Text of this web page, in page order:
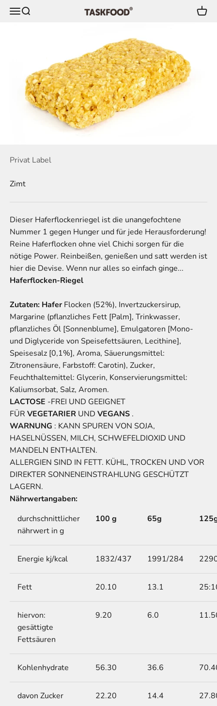
Zum Inhalt springen
Menü
Suche TaskFood GmbH
Privat Label
Zimt
Dieser Haferflockenriegel ist die unangefochtene
Nummer 1 gegen Hunger und für jede Herausforderung!
Reine Haferflocken ohne viel Chichi sorgen für die
nötige Power. Reinbeißen, genießen und satt werden ist
hier die Devise. Wenn nur alles so einfach ginge...
Haferflocken-Riegel
Zutaten: Hafer Flocken (52%), Invertzuckersirup,
Margarine (pflanzliches Fett [Palm], Trinkwasser,
pflanzliches Öl [Sonnenblume], Emulgatoren [Mono-
und Diglyceride von Speisefettsäuren, Lecithine],
Speisesalz [0,1%], Aroma, Säuerungsmittel:
Zitronensäure, Farbstoff: Carotin), Zucker,
Feuchthaltemittel: Glycerin, Konservierungsmittel:
Kaliumsorbat, Salz, Aromen.
LACTOSE -FREI UND GEEIGNET
FÜR VEGETARIER UND VEGANS .
WARNUNG : KANN SPUREN VON SOJA,
HASELNÜSSEN, MILCH, SCHWEFELDIOXID UND
MANDELN ENTHALTEN.
ALLERGIEN SIND IN FETT. KÜHL, TROCKEN UND VOR
DIREKTER SONNENEINSTRAHLUNG GESCHÜTZT
LAGERN.
Nährwertangaben:
durchschnittlicher
nährwert in g
100 g 65g
Energie kj/kcal 1832/437 1991/284
Fett 20.10 13.1
hiervon:
gesättigte
Fettsäuren
9.20 6.0
Kohlenhydrate 56.30 36.6
davon Zucker 22.20 14.4